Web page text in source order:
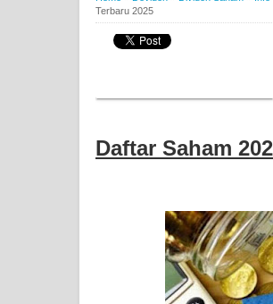
Terbaru 2025
BYWEBBUDI.COM
Jadwal Bagi Dividen Saham
Daftar Saham